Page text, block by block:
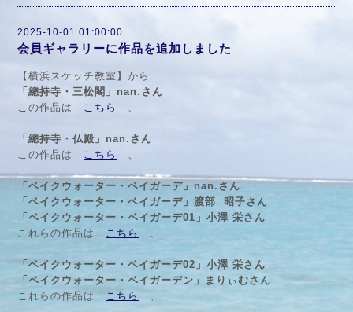
2025-10-01 01:00:00
会員ギャラリーに作品を追加しました
【横浜スケッチ教室】から
「總持寺・三松閣」nan.さん
この作品は
こちら
「總持寺・仏殿」nan.さん
この作品は
こちら
「ベイクウォーター・ベイガーデ」nan.さん
「ベイクウォーター・ベイガーデ」渡部 昭子さん
「ベイクウォーター・ベイガーデ01」小澤 栄さん
これらの作品は
こちら
「ベイクウォーター・ベイガーデ02」小澤 栄さん
「ベイクウォーター・ベイガーデン」まりぃむさん
これらの作品は こちら